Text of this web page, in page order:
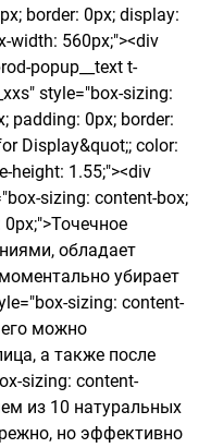
border: 0px; display:
width: 560px;"><div
popup__text t-
style="box-sizing:
padding: 0px; border:
Display&quot;; color:
height: 1.55;"><div
sizing: content-box;
обладает
убирает
sizing: content-
его можно
а также после
sizing: content-
из 10 натуральных
но эффективно